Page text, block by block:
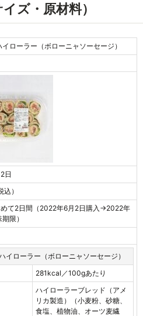
ズ・原材料）
イローラー（ボローニャソーセージ）
日
）
て2日間（2022年6月2日購入→2022年
限）
イローラー（ボローニャソーセージ）
281kcal／100gあたり
ハイローラーブレッド（アメ
リカ製造）（小麦粉、砂糖、
食塩、植物油、オーツ麦繊